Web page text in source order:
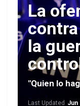
La
la
"Quien lo
Last Updated Jun